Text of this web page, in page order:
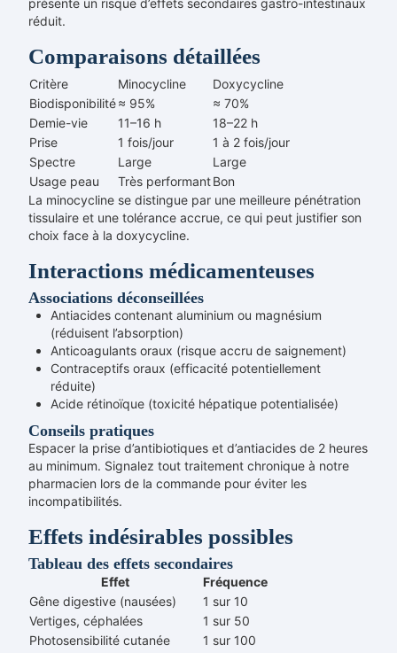
réduit.
Comparaisons détaillées
Critère Minocycline
Doxycycline
Biodisponibilité≈ 95%
≈ 70%
Demie-vie
11–16 h
18–22 h
Prise
1 fois/jour
1 à 2 fois/jour
Spectre
Large
Large
Usage peau
Très performantBon
La minocycline se distingue par une meilleure pénétration
tissulaire et une tolérance accrue, ce qui peut justifier son
choix face à la doxycycline.
Interactions médicamenteuses
Associations déconseillées
Antiacides contenant aluminium ou magnésium
(réduisent l’absorption)
Anticoagulants oraux (risque accru de saignement)
Contraceptifs oraux (efficacité potentiellement
réduite)
Acide rétinoïque (toxicité hépatique potentialisée)
Conseils pratiques
Espacer la prise d’antibiotiques et d’antiacides de 2 heures
au minimum. Signalez tout traitement chronique à notre
pharmacien lors de la commande pour éviter les
incompatibilités.
Effets indésirables possibles
Tableau des effets secondaires
Effet
Fréquence
Gêne digestive (nausées)
1 sur 10
Vertiges, céphalées
1 sur 50
Photosensibilité cutanée
1 sur 100